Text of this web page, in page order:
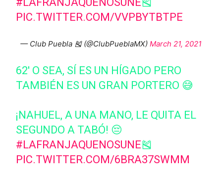
PIC.TWITTER.COM/VVPBYTBTPE
— Club Puebla 🎽 (@ClubPueblaMX) March 21, 2021
62' O SEA, SÍ ES UN HÍGADO PERO
TAMBIÉN ES UN GRAN PORTERO 😅
¡NAHUEL, A UNA MANO, LE QUITA EL
SEGUNDO A TABÓ! 😔
#LAFRANJAQUENOSUNE🎽
PIC.TWITTER.COM/6BRA37SWMM